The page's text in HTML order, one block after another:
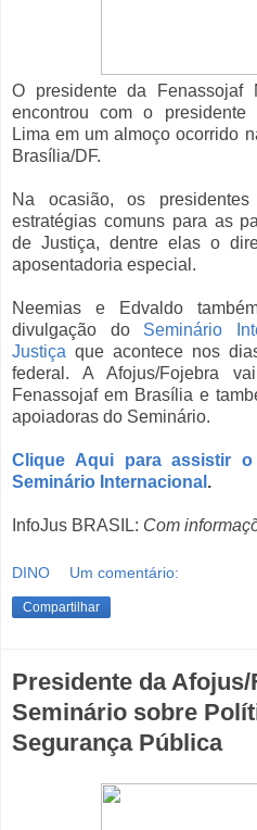
O presidente da Fenassojaf
encontrou com o presidente
Lima em um almoço ocorrido
Brasília/DF.
Na ocasião, os
estratégias comuns para as
de Justiça, dentre elas o
aposentadoria especial.
Neemias e Edvaldo
divulgação do Seminário
Justiça que acontece nos
federal. A Afojus/Fojebra
Fenassojaf em Brasília e
apoiadoras do Seminário.
Clique Aqui para assistir
Seminário Internacional .
InfoJus BRASIL: Com
DINO Um comentário:
Compartilhar
Presidente da
Seminário sobre
Segurança Pública